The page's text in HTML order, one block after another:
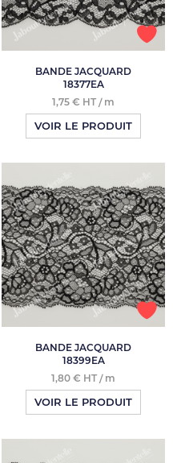
BANDE JACQUARD
18377EA
1,75 € HT / m
VOIR LE PRODUIT
BANDE JACQUARD
18399EA
1,80 € HT / m
VOIR LE PRODUIT